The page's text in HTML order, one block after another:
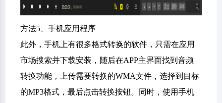
方法5、手机应用程序
此外，手机上有很多格式转换的软件，只需在应用
市场搜索并下载安装，随后在APP主界面找到音频
转换功能，上传需要转换的WMA文件，选择到目标
的MP3格式，最后点击转换按钮。同时，使用手机